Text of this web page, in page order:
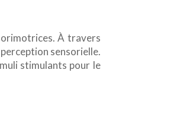
À travers
sensorielle.
stimulants pour le